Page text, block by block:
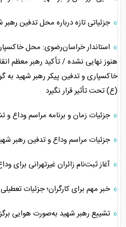
جزئیاتی تازه درباره محل تدفین رهبر
استاندار خراسان‌رضوی: محل
هنوز نهایی نشده / تأکید رهبر معظم
خاکسپاری و تدفین پیکر رهبر شهید به
(ع) تحت تأثیر قرار نگیرد
جزئیات زمان و برنامه مراسم وداع و
جزئیات مراسم وداع و تدفین رهبر
آغاز ثبت‌نام زائران غیرتهرانی برای
خبر مهم برای کارگران؛ جزئیات
تشییع رهبر شهید به‌صورت هوایی